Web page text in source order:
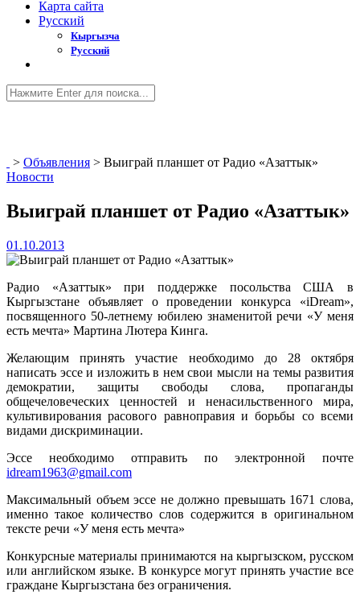
Карта сайта
Русский
Кыргызча
Русский
> Объявления > Выиграй планшет от Радио «Азаттык»
Новости
Выиграй планшет от Радио «Азаттык»
01.10.2013
Радио «Азаттык» при поддержке посольства США в
Кыргызстане объявляет о проведении конкурса «iDream»,
посвященного 50-летнему юбилею знаменитой речи «У меня
есть мечта» Мартина Лютера Кинга.
Желающим принять участие необходимо до 28 октября
написать эссе и изложить в нем свои мысли на темы развития
демократии, защиты свободы слова, пропаганды
общечеловеческих ценностей и ненасильственного мира,
культивирования расового равноправия и борьбы со всеми
видами дискриминации.
Эссе необходимо отправить по электронной почте
idream1963@gmail.com
Максимальный объем эссе не должно превышать 1671 слова,
именно такое количество слов содержится в оригинальном
тексте речи «У меня есть мечта»
Конкурсные материалы принимаются на кыргызском, русском
или английском языке. В конкурсе могут принять участие все
граждане Кыргызстана без ограничения.